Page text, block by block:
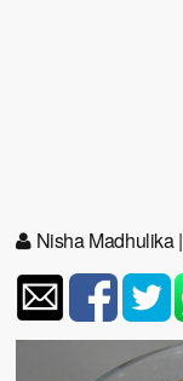
Nisha Madhulika|